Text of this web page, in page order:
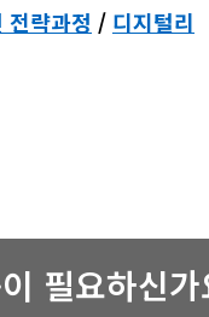
전략과정 / 디지털리
필요하신가